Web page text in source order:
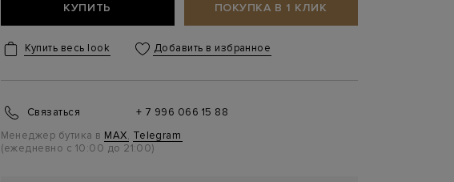
КУПИТЬ ПОКУПКА В 1 КЛИК
Купить весь look Добавить в избранное
Связаться
+ 7 996 066 15 88
Менеджер бутика в MAX, Telegram
(ежедневно с 10:00 до 21:00)